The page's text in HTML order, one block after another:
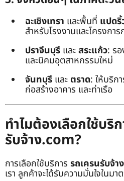
ฉะเชิงเทรา และพื้นที่ แปดริ้
สำหรับโรงงานและโครงกา
ปราจีนบุรี และสระแก้ว: ร
และนิคมอุตสาหกรรมใหม่
จันทบุรี และ ตราด: ให้บริก
ก่อสร้างอาคาร และท่าเรือ
ทำไมต้องเลือกใช้บริ
รับจ้าง.com?
การเลือกใช้บริการ รถเครนรับจ้าง
เรา ลูกค้าจะได้รับความมั่นใจในม